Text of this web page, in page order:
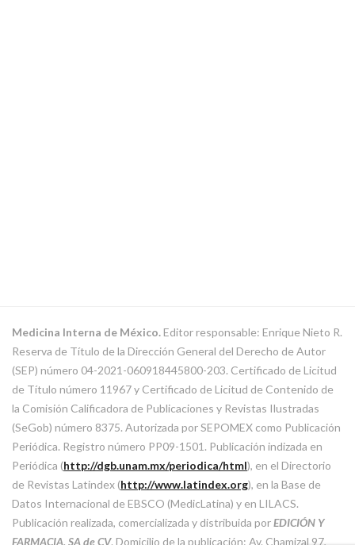
Medicina Interna de México.Editor responsable: Enrique Nieto R.
Reserva de Título de la Dirección General del Derecho de Autor
(SEP) número 04-2021-060918445800-203. Certificado de Licitud
de Título número 11967 y Certificado de Licitud de Contenido de
la Comisión Calificadora de Publicaciones y Revistas Ilustradas
(SeGob) número 8375. Autorizada por SEPOMEX como Publicación
Periódica. Registro número PP09-1501. Publicación indizada en
Periódica (http://dgb.unam.mx/periodica/html), en el Directorio
de Revistas Latindex (http://www.latindex.org), en la Base de
Datos Internacional de EBSCO (MedicLatina) y en LILACS.
Publicación realizada, comercializada y distribuida porEDICIÓN Y
FARMACIA, SA de CV. Domicilio de la publicación: Av. Chamizal 97,